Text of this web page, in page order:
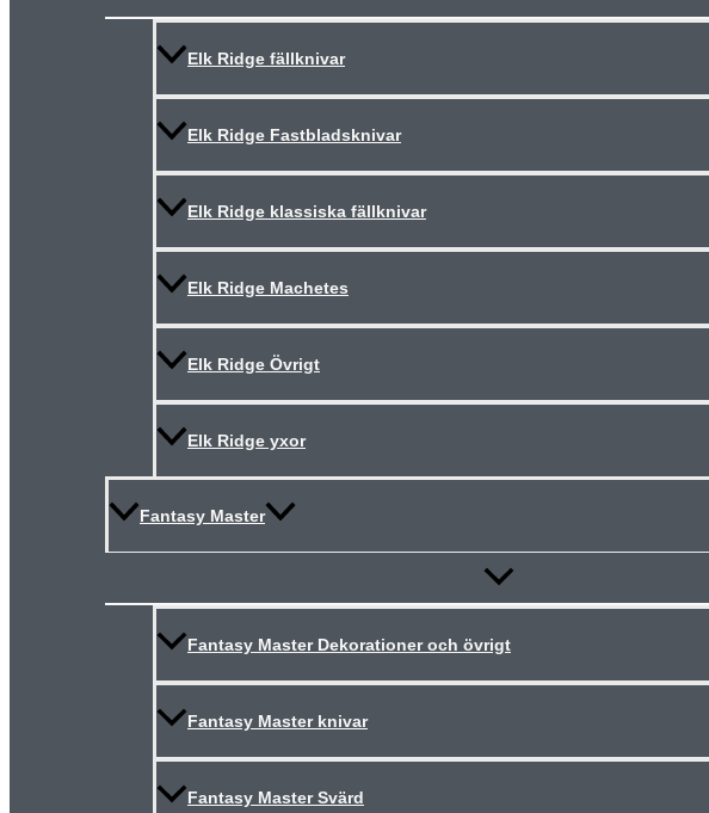
meny
Elk Ridge fällknivar
Elk Ridge Fastbladsknivar
Elk Ridge klassiska fällknivar
Elk Ridge Machetes
Elk Ridge Övrigt
Elk Ridge yxor
Fantasy Master
Slå
meny
Fantasy Master Dekorationer och övrigt
Fantasy Master knivar
Fantasy Master Svärd